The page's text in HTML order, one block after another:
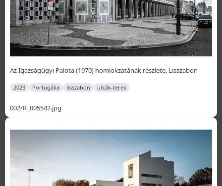
Az Igazságügyi Palota (1970) homlokzatának részlete, Lisszabon
2023 Portugália lisszabon utcák-terek
002/R_005542.jpg